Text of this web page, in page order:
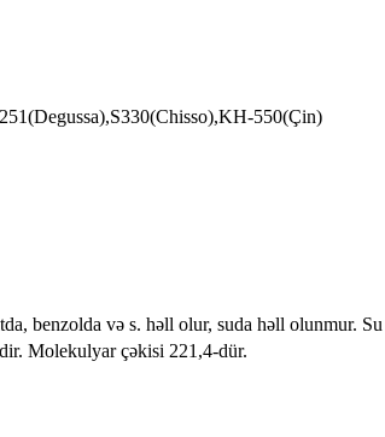
550(Çin)
benzolda və s. həll olur, suda həll olunmur.
Molekulyar çəkisi 221,4-dür.